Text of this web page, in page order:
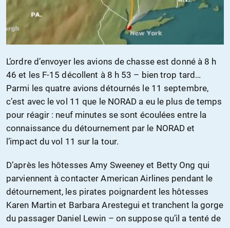
L’ordre d’envoyer les avions de chasse est donné à 8 h
46 et les F-15 décollent à 8 h 53 – bien trop tard…
Parmi les quatre avions détournés le 11 septembre,
c’est avec le vol 11 que le NORAD a eu le plus de temps
pour réagir : neuf minutes se sont écoulées entre la
connaissance du détournement par le NORAD et
l’impact du vol 11 sur la tour.
D’après les hôtesses Amy Sweeney et Betty Ong qui
parviennent à contacter American Airlines pendant le
détournement, les pirates poignardent les hôtesses
Karen Martin et Barbara Arestegui et tranchent la gorge
du passager Daniel Lewin – on suppose qu’il a tenté de